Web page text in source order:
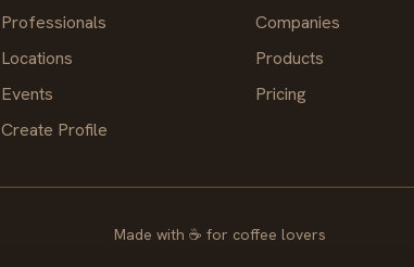
Professionals
Locations
Events
Create Profile
Companies
Products
Pricing
Made with ☕ for coffee lovers